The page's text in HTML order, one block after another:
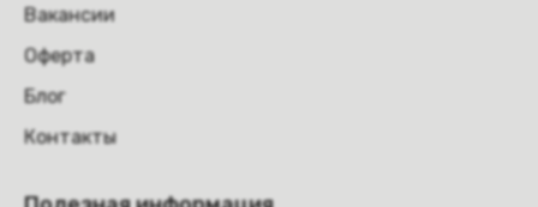
Вакансии
Оферта
Блог
Контакты